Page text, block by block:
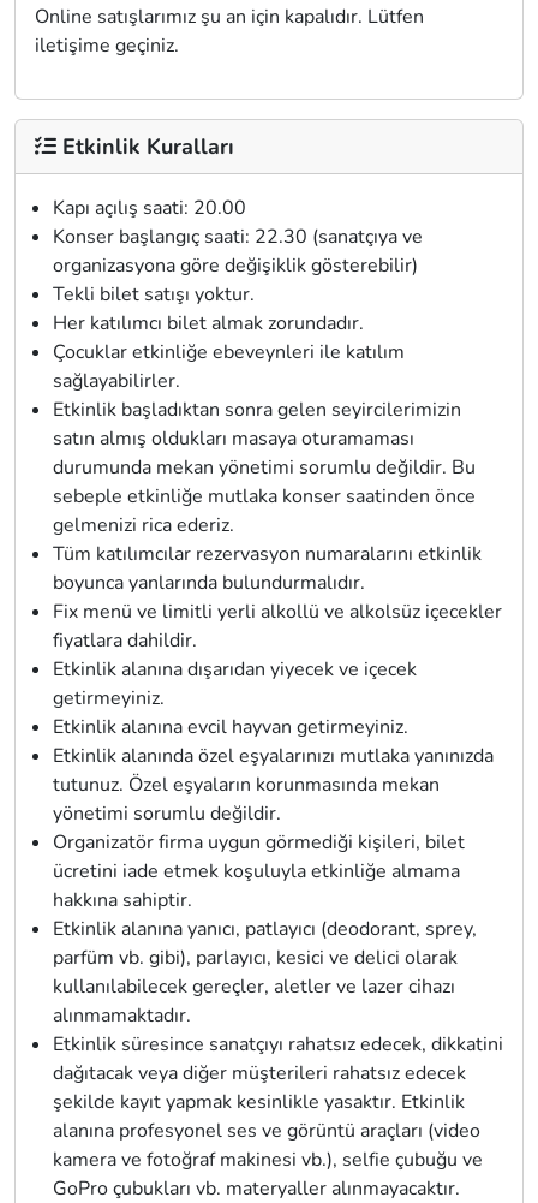
Online satışlarımız şu an için kapalıdır. Lütfen
iletişime geçiniz.
Etkinlik Kuralları
Kapı açılış saati: 20.00
Konser başlangıç saati: 22.30 (sanatçıya ve
organizasyona göre değişiklik gösterebilir)
Tekli bilet satışı yoktur.
Her katılımcı bilet almak zorundadır.
Çocuklar etkinliğe ebeveynleri ile katılım
sağlayabilirler.
Etkinlik başladıktan sonra gelen seyircilerimizin
satın almış oldukları masaya oturamaması
durumunda mekan yönetimi sorumlu değildir. Bu
sebeple etkinliğe mutlaka konser saatinden önce
gelmenizi rica ederiz.
Tüm katılımcılar rezervasyon numaralarını etkinlik
boyunca yanlarında bulundurmalıdır.
Fix menü ve limitli yerli alkollü ve alkolsüz içecekler
fiyatlara dahildir.
Etkinlik alanına dışarıdan yiyecek ve içecek
getirmeyiniz.
Etkinlik alanına evcil hayvan getirmeyiniz.
Etkinlik alanında özel eşyalarınızı mutlaka yanınızda
tutunuz. Özel eşyaların korunmasında mekan
yönetimi sorumlu değildir.
Organizatör firma uygun görmediği kişileri, bilet
ücretini iade etmek koşuluyla etkinliğe almama
hakkına sahiptir.
Etkinlik alanına yanıcı, patlayıcı (deodorant, sprey,
parfüm vb. gibi), parlayıcı, kesici ve delici olarak
kullanılabilecek gereçler, aletler ve lazer cihazı
alınmamaktadır.
Etkinlik süresince sanatçıyı rahatsız edecek, dikkatini
dağıtacak veya diğer müşterileri rahatsız edecek
şekilde kayıt yapmak kesinlikle yasaktır. Etkinlik
alanına profesyonel ses ve görüntü araçları (video
kamera ve fotoğraf makinesi vb.), selfie çubuğu ve
GoPro çubukları vb. materyaller alınmayacaktır.